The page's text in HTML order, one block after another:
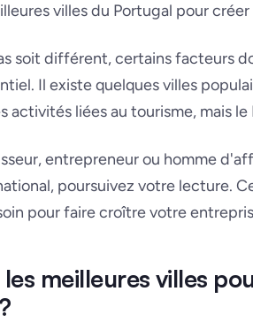
villes du Portugal pour
soit différent, certains facteurs
Il existe quelques villes
activités liées au tourisme, mais
entrepreneur ou homme
poursuivez votre lecture.
pour faire croître votre
meilleures villes